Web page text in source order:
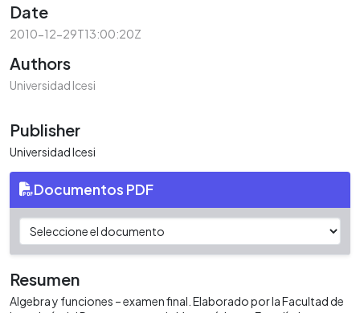
Date
2010-12-29T13:00:20Z
Authors
Universidad Icesi
Publisher
Universidad Icesi
Documentos PDF
Resumen
Algebra y funciones – examen final. Elaborado por la Facultad de